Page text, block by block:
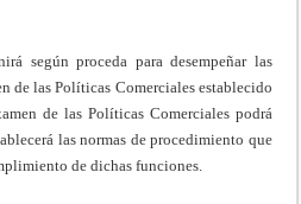
según proceda para desempeñar las
de las Políticas Comerciales establecido
de las Políticas Comerciales podrá
las normas de procedimiento que
de dichas funciones.